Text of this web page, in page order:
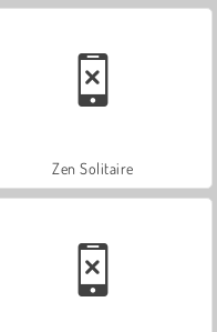
Zen Solitaire